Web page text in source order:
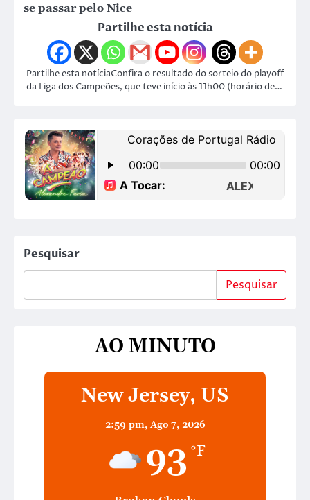
se passar pelo Nice
Partilhe esta notícia
Partilhe esta notíciaConfira o resultado do sorteio do playoff
da Liga dos Campeões, que teve início às 11h00 (horário de…
Pesquisar
Pesquisar
AO MINUTO
New Jersey, US
2:59 pm, Ago 7, 2026
93 °F